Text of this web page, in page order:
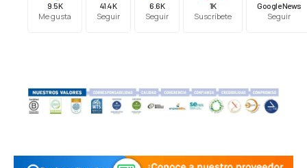
9.5K
Me gusta
41.4K
Seguir
6.6K
Seguir
1K
Suscríbete
Google News
Seguir